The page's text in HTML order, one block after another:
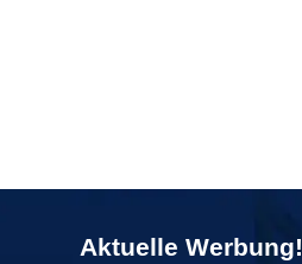
Aktuelle Werbung!